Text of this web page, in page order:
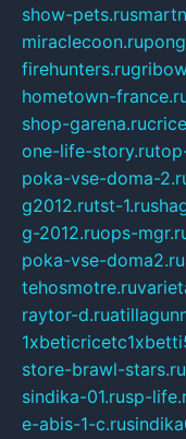
show-pets.ru
miraclecoon.ru
firehunters.ru
hometown-
shop-garena.ru
one-life-story.ru
poka-vse-doma-
g2012.rutst-1.ru
g-2012.ruops-
poka-vse-doma2.ru
tehosmotre.ru
raytor-d.ru
store-brawl-stars.ru
sindika-01.rusp-
e-abis-1-c.ru